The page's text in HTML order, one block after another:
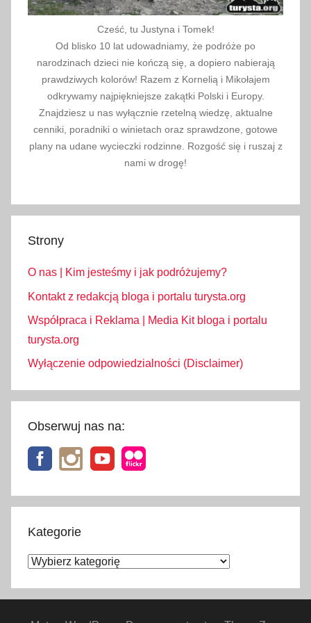
Cześć, tu Justyna i Tomek!
Od blisko 10 lat udowadniamy, że podróże po
narodzinach dzieci nie kończą się, a dopiero nabierają
prawdziwych kolorów! Razem z Kornelią i Mikołajem
odkrywamy najpiękniejsze zakątki Polski i Europy.
Znajdziesz u nas wyłącznie rzetelną wiedzę, aktualne
cenniki, poradniki o winietach oraz sprawdzone, gotowe
plany na udane wycieczki rodzinne. Rozgość się i ruszaj z
nami w drogę!
Strony
O nas | Kim jesteśmy i jak podróżujemy?
Kontakt z redakcją bloga i portalu turysta.org
Współpraca i Reklama | Media Kit bloga i portalu
turysta.org
Wyłączenie odpowiedzialności (Disclaimer)
Obserwuj nas na:
Kategorie
Kategorie